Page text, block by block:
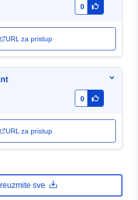
0
URL za pristup
0
URL za pristup
sve